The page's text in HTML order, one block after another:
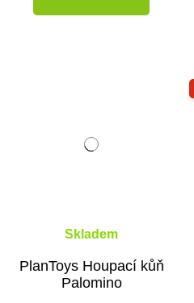
Skladem
PlanToys Houpací kůň
Palomino